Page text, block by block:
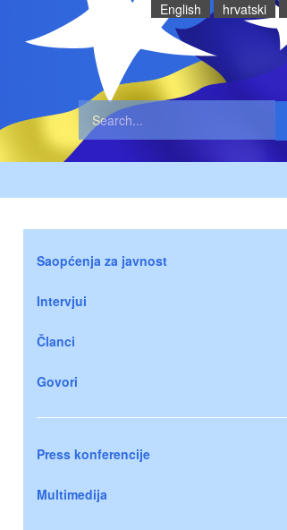
English hrvatski
Saopćenja za javnost
Intervjui
Članci
Govori
Press konferencije
Multimedija